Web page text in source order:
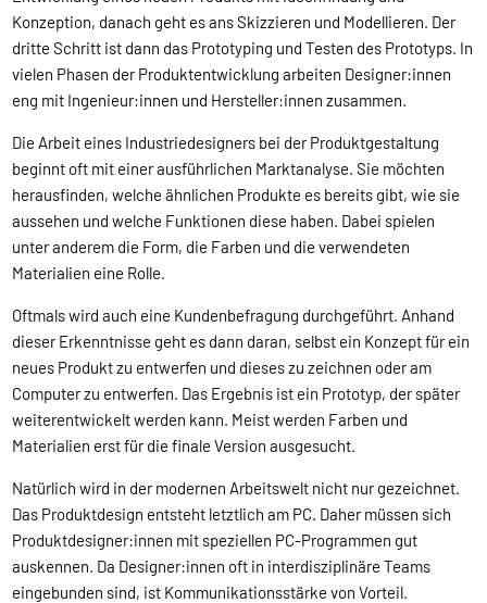
Konzeption, danach geht es ans Skizzieren und Modellieren. Der
dritte Schritt ist dann das Prototyping und Testen des Prototyps. In
vielen Phasen der Produktentwicklung arbeiten Designer:innen
eng mit Ingenieur:innen und Hersteller:innen zusammen.
Die Arbeit eines Industriedesigners bei der Produktgestaltung
beginnt oft mit einer ausführlichen Marktanalyse. Sie möchten
herausfinden, welche ähnlichen Produkte es bereits gibt, wie sie
aussehen und welche Funktionen diese haben. Dabei spielen
unter anderem die Form, die Farben und die verwendeten
Materialien eine Rolle.
Oftmals wird auch eine Kundenbefragung durchgeführt. Anhand
dieser Erkenntnisse geht es dann daran, selbst ein Konzept für ein
neues Produkt zu entwerfen und dieses zu zeichnen oder am
Computer zu entwerfen. Das Ergebnis ist ein Prototyp, der später
weiterentwickelt werden kann. Meist werden Farben und
Materialien erst für die finale Version ausgesucht.
Natürlich wird in der modernen Arbeitswelt nicht nur gezeichnet.
Das Produktdesign entsteht letztlich am PC. Daher müssen sich
Produktdesigner:innen mit speziellen PC-Programmen gut
auskennen. Da Designer:innen oft in interdisziplinäre Teams
eingebunden sind, ist Kommunikationsstärke von Vorteil.